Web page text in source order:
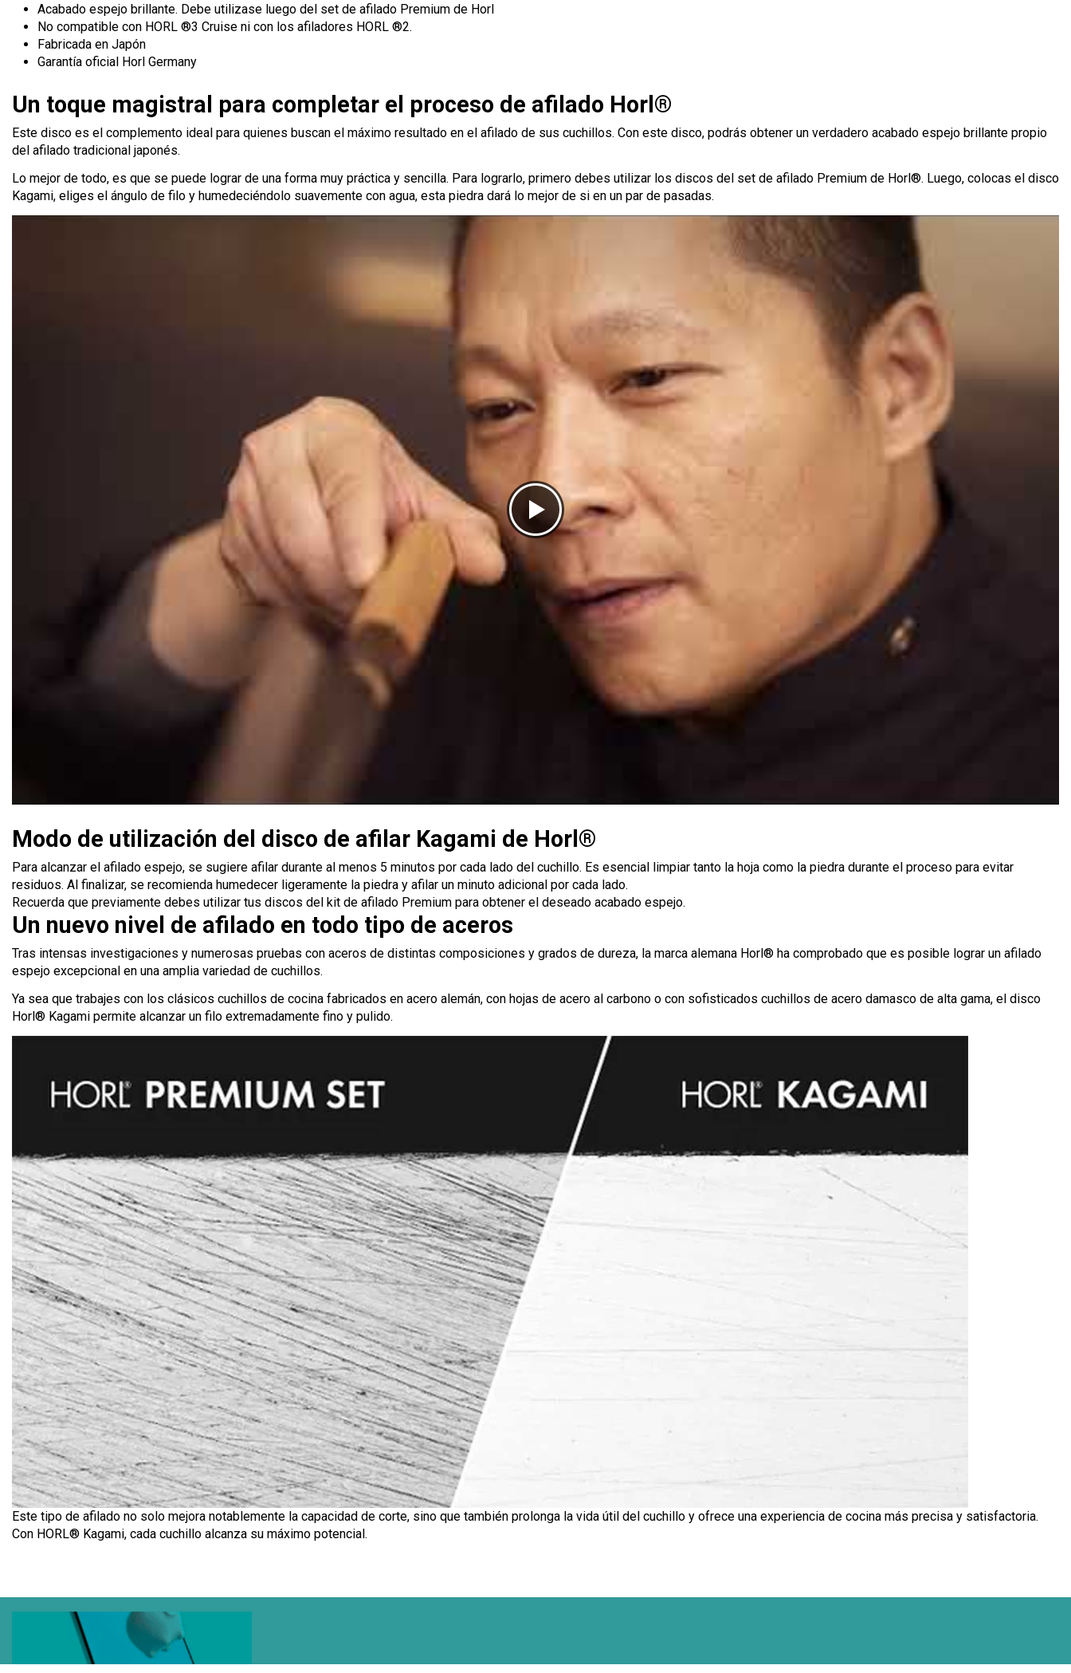
Acabado espejo brillante. Debe utilizase luego del set de afilado Premium de Horl
No compatible con HORL ®3 Cruise ni con los afiladores HORL ®2.
Fabricada en Japón
Garantía oficial Horl Germany
Un toque magistral para completar el proceso de afilado Horl®
Este disco es el complemento ideal para quienes buscan el máximo resultado en el afilado de sus cuchillos. Con este disco, podrás obtener un verdadero acabado espejo brillante propio
del afilado tradicional japonés.
Lo mejor de todo, es que se puede lograr de una forma muy práctica y sencilla. Para lograrlo, primero debes utilizar los discos del set de afilado Premium de Horl®. Luego, colocas el disco
Kagami, eliges el ángulo de filo y humedeciéndolo suavemente con agua, esta piedra dará lo mejor de si en un par de pasadas.
Modo de utilización del disco de afilar Kagami de Horl®
Para alcanzar el afilado espejo, se sugiere afilar durante al menos 5 minutos por cada lado del cuchillo. Es esencial limpiar tanto la hoja como la piedra durante el proceso para evitar
residuos. Al finalizar, se recomienda humedecer ligeramente la piedra y afilar un minuto adicional por cada lado.
Recuerda que previamente debes utilizar tus discos del kit de afilado Premium para obtener el deseado acabado espejo.
Un nuevo nivel de afilado en todo tipo de aceros
Tras intensas investigaciones y numerosas pruebas con aceros de distintas composiciones y grados de dureza, la marca alemana Horl® ha comprobado que es posible lograr un afilado
espejo excepcional en una amplia variedad de cuchillos.
Ya sea que trabajes con los clásicos cuchillos de cocina fabricados en acero alemán, con hojas de acero al carbono o con sofisticados cuchillos de acero damasco de alta gama, el disco
Horl® Kagami permite alcanzar un filo extremadamente fino y pulido.
Este tipo de afilado no solo mejora notablemente la capacidad de corte, sino que también prolonga la vida útil del cuchillo y ofrece una experiencia de cocina más precisa y satisfactoria.
Con HORL® Kagami, cada cuchillo alcanza su máximo potencial.